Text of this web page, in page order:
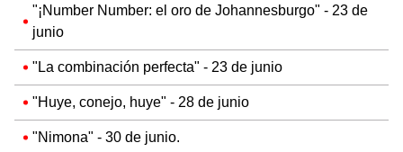
"¡Number Number: el oro de Johannesburgo" - 23 de
junio
"La combinación perfecta" - 23 de junio
"Huye, conejo, huye" - 28 de junio
"Nimona" - 30 de junio.